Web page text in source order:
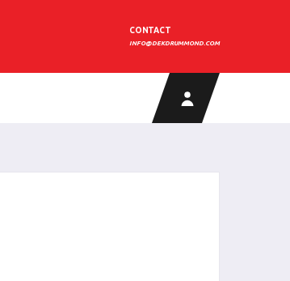
CONTACT
INFO@DEKDRUMMOND.COM